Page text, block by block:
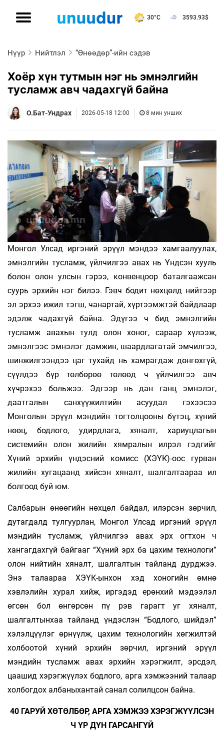
30°C 3593.93$
Нүүр Нийтлэл “Өнөөдөр”-ийн сэдэв
Хоёр хүн тутмын нэг нь эмнэлгийн
тусламж авч чадахгүй байна
О.Бат-Ундрах 2026-05-18 12:00 8 мин унших
Монгол Улсад иргэний эрүүл мэндээ хам­гаалуулах,
эмнэлгийн тусламж, үйлчилгээ авах нь Үндсэн хууль
болон олон улсын гэрээ, конвенцоор баталгаажсан
суурь эрхийн нэг билээ. Гэвч бодит нөхцөлд нийтээр
эл эрхээ ижил тэгш, чанартай, хүртээмжтэй байдлаар
эдэлж чадахгүй байна. Эдүгээ ч бид эмнэлгийн
тусламж авахын тулд олон хоног, сараар хүлээж,
эмнэлгээс эмнэлэг дамжин, шаардлагатай эмчилгээ,
шинжилгээндээ цаг тухайд нь хамрагдаж дөнгөхгүй,
сүүлдээ бүр төлбөрөө төлөөд ч үйлчилгээ авч
хүчрэхээ больжээ. Эдгээр нь дан ганц эмнэлэг,
даатгалын санхүүжилтийн асуудал гэхээсээ
Монголын эрүүл мэндийн тогтолцооны бүтэц, хүний
нөөц, бодлого, удирдлага, хяналт, хариуцлагын
системийн олон жилийн хямралын илрэл гэдгийг
Хүний эрхийн үндэсний комисс (ХЭҮК)-оос гурван
жилийн хугацаанд хийсэн хяналт, шалгалтаараа ил
болгоод буй юм.
Салбарын өнөөгийн нөхцөл байдал, илэрсэн зөрчил,
дутагдалд тулгуурлан, Монгол Улсад иргэний эрүүл
мэндийн тусламж, үйлчилгээ авах эрх огтхон ч
хангагдахгүй байгааг “Хүний эрх ба цахим технологи”
олон нийтийн хяналт, шалгалтын тайланд дурджээ.
Энэ талаараа ХЭҮК-ынхон хэд хоногийн өмнө
хэвлэлийн хурал хийж, иргэдэд ерөнхий мэдээлэл
өгсөн бол өнгөрсөн пү­ рэв гарагт уг хяналт,
шалгалтынхаа тайланд үндэслэн “Бодлого, шийдэл”
хэлэлцүүлэг өрнүүлж, цахим технологийн хөгжилтэй
холбоотой хүний эрхийн зөрчил, иргэний эрүүл
мэндийн тусламж авах эрхийн хэрэгжилт, эрсдэл,
цаашид хэрэгжүүлэх бодлого, арга хэмжээний талаар
холбогдох албаныхантай санал солилцсон байна.
40 ГАРУЙ ХӨ­ТӨЛБӨР, АРГА ХЭМЖЭЭ ХЭРЭГЖҮҮЛСЭН
Ч ҮР ДҮН ГАРСАНГҮЙ